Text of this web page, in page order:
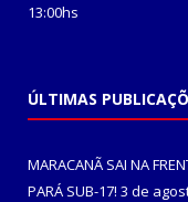
13:00hs
ÚLTIMAS
MARACANÃ SAI NA
PARÁ SUB-17! 3 de